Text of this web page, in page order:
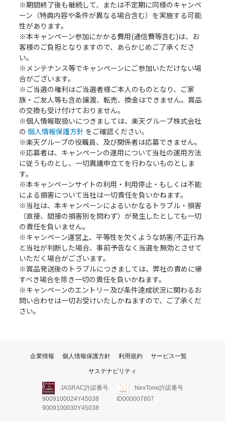
※期間終了後も継続して、または不定期に同様のキャンペ
ーン（特典内容や条件が異なる場合含む）を実施する可能
性があります。
※本キャンペーン参加にかかる費用(通信費等含む)は、お
客様のご負担となりますので、あらかじめご了承くださ
い。
※メンテナンス等でキャンペーンにご参加いただけない場
合がございます。
※ご当選の権利はご当選者様ご本人のものとなり、ご家
族・ご友人等も含め譲渡、転売、換金はできません。賞品
の交換も受け付けておりません。
※個人情報取扱いにつきましては、楽天グループ株式会社
の個人情報保護方針 をご確認ください。
※楽天グループの役職員、及び関係者は応募できません。
※応募者は、キャンペーンの運用について当社の運用方法
に従うものとし、一切異議申立てを行わないものとしま
す。
※本キャンペーンサイトの利用・利用停止・もしくは不能
による損害について当社は一切責任を負いかねます。
※当社は、本キャンペーンによるいかなるトラブル・損害
（直接、間接の損害別を問わず）が発生したとしても一切
の責任を負いません。
※キャンペーン運営上、平等性を欠くような妨害/不正行為
と当社が判断した場合、事前予告なく当選を無効とさせて
いただく場合がございます。
※賞品発送後のトラブルにつきましては、弊社の責めに帰
すべき場合を除き一切の責任を負いかねます。
※キャンペーンのエントリー及び条件達成状況に関わるお
問い合わせは一切お受けいたしかねますので、ご了承くだ
さい。
企業情報 個人情報保護方針 利用規約 サービス一覧
サステナビリティ
JASRAC許諾番号
9009100024Y45038
9009100030Y45038
NexTone許諾番号
ID000007807